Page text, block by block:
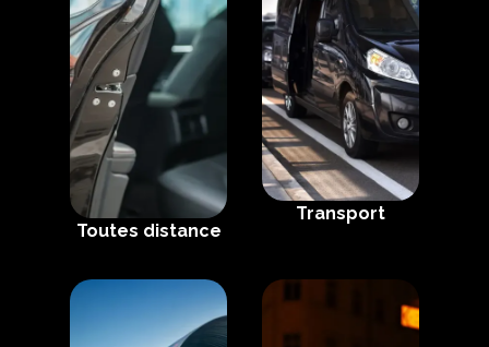
Toutes distance
Transport